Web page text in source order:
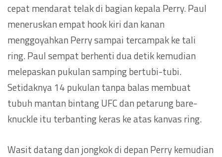
cepat mendarat telak di bagian kepala Perry. Paul
meneruskan empat hook kiri dan kanan
menggoyahkan Perry sampai tercampak ke tali
ring. Paul sempat berhenti dua detik kemudian
melepaskan pukulan samping bertubi-tubi.
Setidaknya 14 pukulan tanpa balas membuat
tubuh mantan bintang UFC dan petarung bare-
knuckle itu terbanting keras ke atas kanvas ring.
Wasit datang dan jongkok di depan Perry kemudian